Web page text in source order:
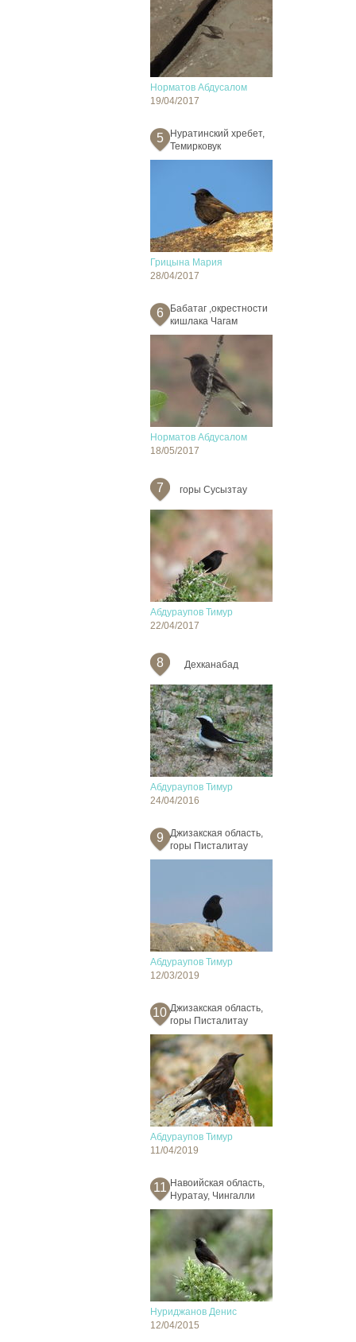
Норматов Абдусалом
19/04/2017
5
Нуратинский хребет,
Темирковук
Грицына Мария
28/04/2017
6
Бабатаг ,окрестности
кишлака Чагам
Норматов Абдусалом
18/05/2017
7 горы Сусызтау
Абдураупов Тимур
22/04/2017
8 Дехканабад
Абдураупов Тимур
24/04/2016
9
Джизакская область,
горы Писталитау
Абдураупов Тимур
12/03/2019
10 Джизакская область,
горы Писталитау
Абдураупов Тимур
11/04/2019
11 Навоийская область,
Нуратау, Чингалли
Нуриджанов Денис
12/04/2015